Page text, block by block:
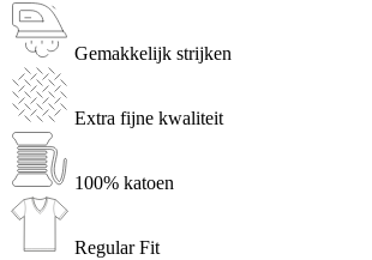
Gemakkelijk strijken
Extra fijne kwaliteit
100% katoen
Regular Fit